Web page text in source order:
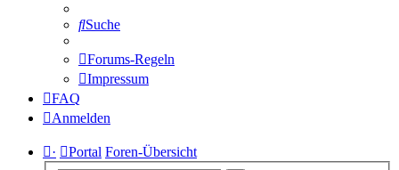
Suche
Forums-Regeln
Impressum
FAQ
Anmelden
· Portal Foren-Übersicht